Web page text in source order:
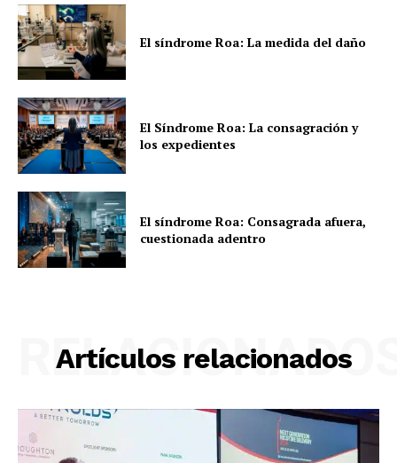
El síndrome Roa: La medida del daño
El Síndrome Roa: La consagración y
los expedientes
El síndrome Roa: Consagrada afuera,
cuestionada adentro
Artículos relacionados